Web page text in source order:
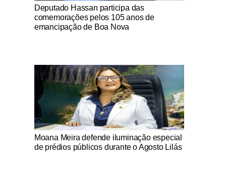
Notícias Católicas
Deputado Hassan participa das
comemorações pelos 105 anos de
emancipação de Boa Nova
Notícias Católicas
Moana Meira defende iluminação especial
de prédios públicos durante o Agosto Lilás